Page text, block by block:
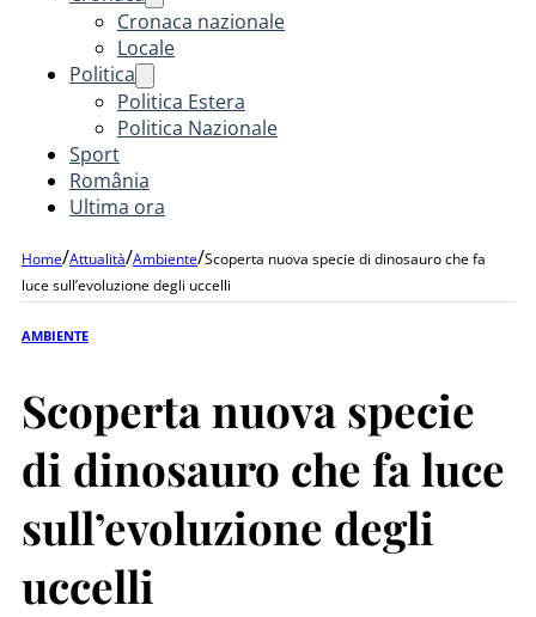
Cronaca nazionale
Locale
Politica
Politica Estera
Politica Nazionale
Sport
România
Ultima ora
Home/Attualità/Ambiente/Scoperta nuova specie di dinosauro che fa
luce sull’evoluzione degli uccelli
AMBIENTE
Scoperta nuova specie
di dinosauro che fa luce
sull’evoluzione degli
uccelli